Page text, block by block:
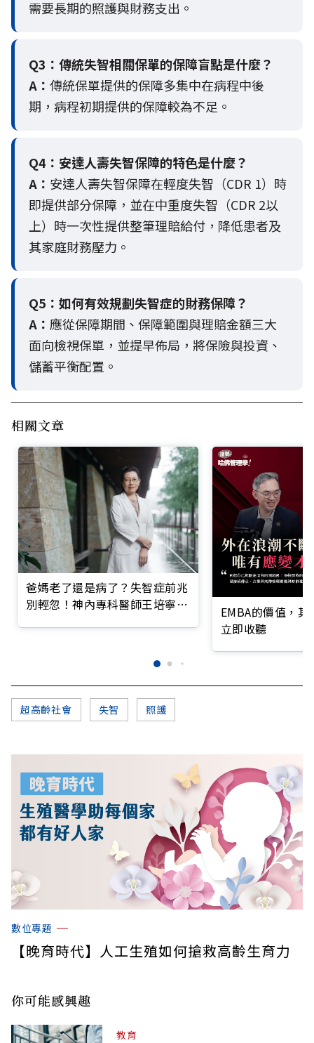
需要長期的照護與財務支出。
Q3： 傳統失智相關保單的保障盲點是什麼？
A： 傳統保單提供的保障多集中在病程中後
期，病程初期提供的保障較為不足。
Q4： 安達人壽失智保障的特色是什麼？
A： 安達人壽失智保障在輕度失智（CDR 1）時
即提供部分保障，並在中重度失智（CDR 2以
上）時一次性提供整筆理賠給付，降低患者及
其家庭財務壓力。
Q5： 如何有效規劃失智症的財務保障？
A： 應從保障期間、保障範圍與理賠金額三大
面向檢視保單，並提早佈局，將保險與投資、
儲蓄平衡配置。
相關文章
爸媽老了還是病了？失智症前兆
別輕忽！神內專科醫師王培寧呼
EMBA的價值，
立即收聽
超高齡社會 失智 照護
數位專題
【晚育時代】人工生殖如何搶救高齡生育力
你可能感興趣
教育